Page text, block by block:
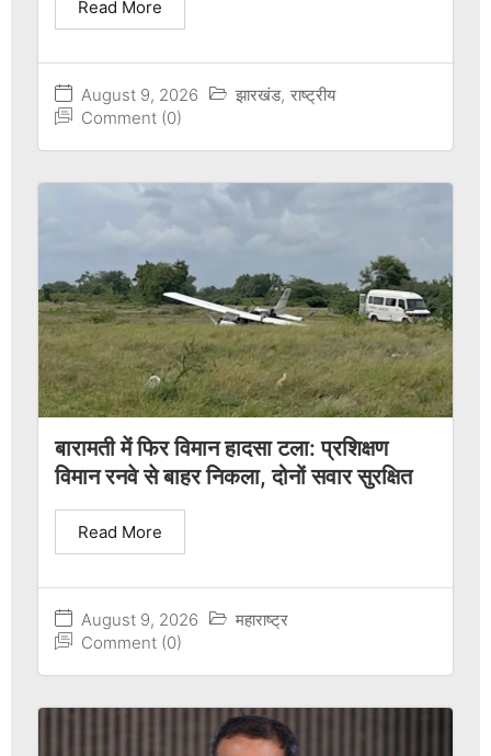
August 9, 2026 झारखंड, राष्ट्रीय
Comment (0)
Read More
बारामती में फिर विमान हादसा टला: प्रशिक्षण
विमान रनवे से बाहर निकला, दोनों सवार सुरक्षित
August 9, 2026
महाराष्ट्र
Comment (0)
Read More